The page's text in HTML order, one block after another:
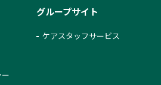
グループサイト
ケアスタッフサービス